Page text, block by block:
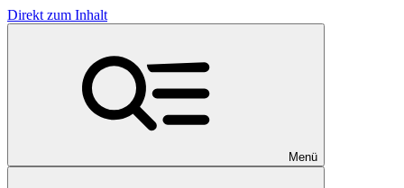
Direkt zum Inhalt
Menü